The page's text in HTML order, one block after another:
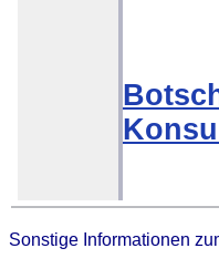
Sonstige Informationen